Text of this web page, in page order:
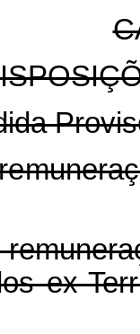
ex-